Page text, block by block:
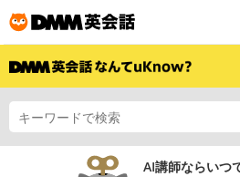
AI講師ならいつ